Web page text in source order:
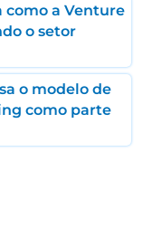
como a Venture
o setor
o modelo de
como parte